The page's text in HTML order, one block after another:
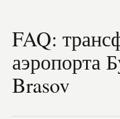
FAQ:
аэропорта
Brasov